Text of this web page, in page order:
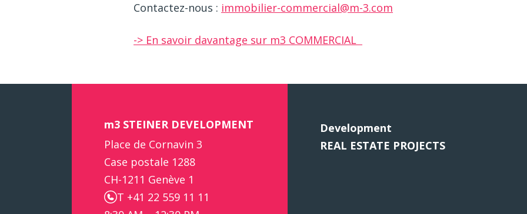
Contactez-nous : immobilier-commercial@m-3.com
-> En savoir davantage sur m3 COMMERCIAL
m3 STEINER DEVELOPMENT
Place de Cornavin 3
Case postale 1288
CH-1211 Genève 1
T +41 22 559 11 11
Development
REAL ESTATE PROJECTS